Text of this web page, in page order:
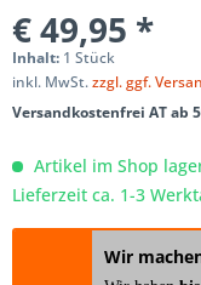
€ 49,95 *
Inhalt: 1 Stück
inkl. MwSt.zzgl. ggf.
Versandkostenfrei AT ab
Artikel im Shop
Lieferzeit ca. 1-3
Wir